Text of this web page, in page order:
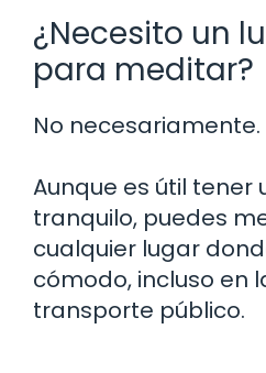
¿Necesito un
para meditar?
No necesariamente.
Aunque es útil tener
tranquilo, puedes
cualquier lugar
cómodo, incluso en
transporte público.